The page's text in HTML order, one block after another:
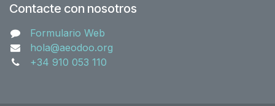
Contacte con nosotros
Formulario Web
hola@aeodoo.org
+34 910 053 110